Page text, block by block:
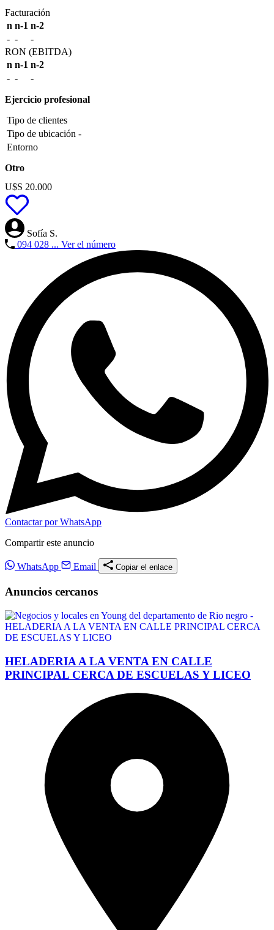
Facturación
n n-1 n-2
- -
-
RON (EBITDA)
n n-1 n-2
- - -
Ejercicio profesional
Tipo de clientes
Tipo de ubicación -
Entorno
Otro
U$S 20.000
Sofía S.
094 028 ... Ver el número
Contactar por WhatsApp
Compartir este anuncio
WhatsApp Email Copiar el enlace
Anuncios cercanos
HELADERIA A LA VENTA EN CALLE
PRINCIPAL CERCA DE ESCUELAS Y LICEO